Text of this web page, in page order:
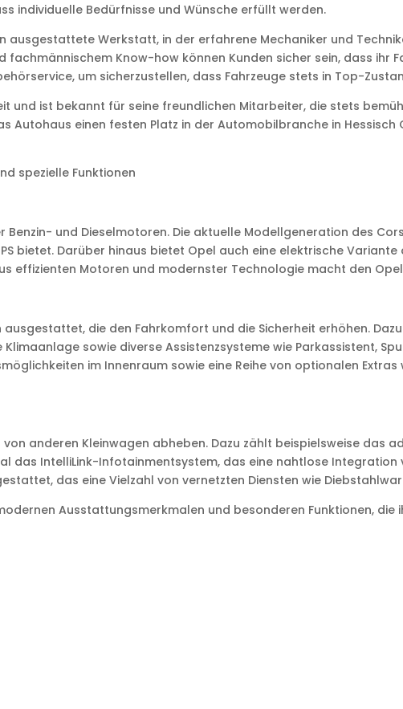
individuelle Bedürfnisse und Wünsche erfüllt werden.
Werkstatt, in der erfahrene Mechaniker und
Know-how können Kunden sicher sein, dass ihr
um sicherzustellen, dass Fahrzeuge stets in Top-
ist bekannt für seine freundlichen Mitarbeiter, die stets
Autohaus einen festen Platz in der Automobilbranche in
spezielle Funktionen
und Dieselmotoren. Die aktuelle Modellgeneration des
bietet. Darüber hinaus bietet Opel auch eine elektrische
effizienten Motoren und modernster Technologie macht den
die den Fahrkomfort und die Sicherheit erhöhen.
sowie diverse Assistenzsysteme wie Parkassistent,
im Innenraum sowie eine Reihe von optionalen Extras
anderen Kleinwagen abheben. Dazu zählt beispielsweise das
das IntelliLink-Infotainmentsystem, das eine nahtlose
das eine Vielzahl von vernetzten Diensten wie
Ausstattungsmerkmalen und besonderen Funktionen, die